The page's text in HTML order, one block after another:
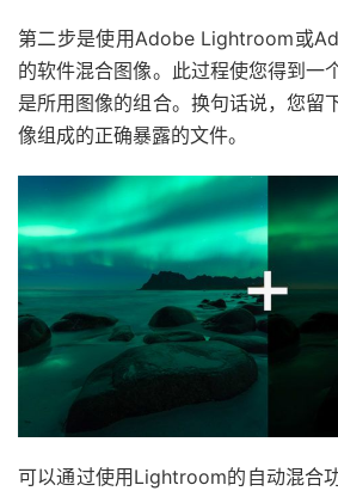
第二步是使用Adobe Lightroom或
的软件混合图像。此过程使您得到一
是所用图像的组合。换句话说，您留
像组成的正确暴露的文件。
可以通过使用Lightroom的自动混合